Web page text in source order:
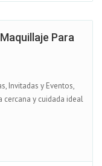
Para
Invitadas y Eventos,
y cuidada ideal